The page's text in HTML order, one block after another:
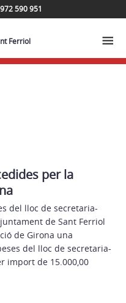
590 951
Ferriol
per la
del lloc de secretaria-
de Sant Ferriol
de Girona una
del lloc de secretaria-
import de 15.000,00